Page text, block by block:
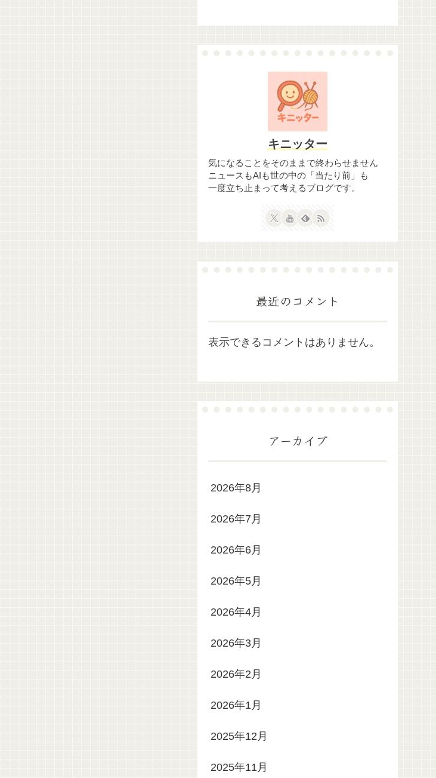
キニッター
気になることをそのままで終わらせません
ニュースもAIも世の中の「当たり前」も
一度立ち止まって考えるブログです。
最近のコメント
表示できるコメントはありません。
アーカイブ
2026年8月
2026年7月
2026年6月
2026年5月
2026年4月
2026年3月
2026年2月
2026年1月
2025年12月
2025年11月